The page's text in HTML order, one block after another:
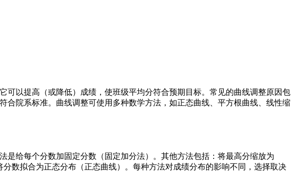
可以提高（或降低）成绩，使班级平均分符合预期目标。常见的曲线调整原因包
合院系标准。曲线调整可使用多种数学方法，如正态曲线、平方根曲线、线性缩
是给每个分数加固定分数（固定加分法）。其他方法包括：将最高分缩放为
数拟合为正态分布（正态曲线）。每种方法对成绩分布的影响不同，选择取决